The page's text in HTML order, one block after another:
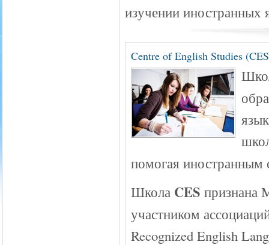
изучении иностранных
Centre of English Studies
помогая иностранным
Школа CES признана
участником
Recognized English